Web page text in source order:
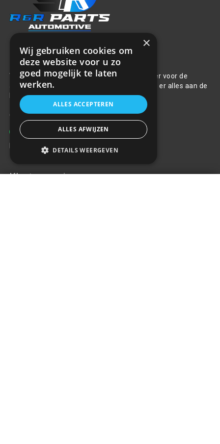
Over ons
Welkom bij R&R Parts Automotive, uw partner voor de
aanschaf van alle auto accessoires. Wij doen er alles aan de
beste selectie, service & prijs te bieden.
Contact
+31(0)85 486 83 17
info@rrparts.nl
Klantenservice
×
Wij gebruiken cookies om
deze website voor u zo
goed mogelijk te laten
werken.
ALLES ACCEPTEREN
ALLES AFWIJZEN
DETAILS WEERGEVEN